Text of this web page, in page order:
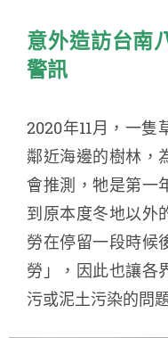
意外造訪台南
警訊
2020年11月，一隻
鄰近海邊的樹林，
會推測，牠是第一
到原本度冬地以外
勞在停留一段時候
勞」，因此也讓各
污或泥土污染的問